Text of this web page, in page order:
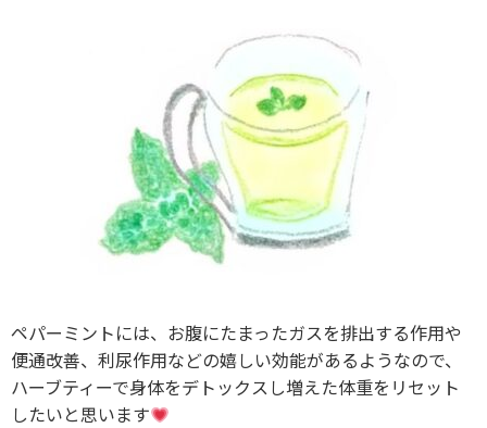
ペパーミントには、お腹にたまったガスを排出する作用や
便通改善、利尿作用などの嬉しい効能があるようなので、
ハーブティーで身体をデトックスし増えた体重をリセット
したいと思います